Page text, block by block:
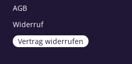
AGB
Widerruf
Vertrag widerrufen